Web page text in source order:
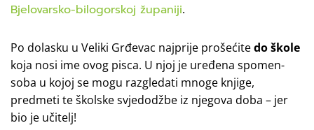
Bjelovarsko-bilogorskoj županiji.
Po dolasku u Veliki Grđevac najprije prošećitedo škole
koja nosi ime ovog pisca. U njoj je uređena spomen-
soba u kojoj se mogu razgledati mnoge knjige,
predmeti te školske svjedodžbe iz njegova doba – jer
bio je učitelj!